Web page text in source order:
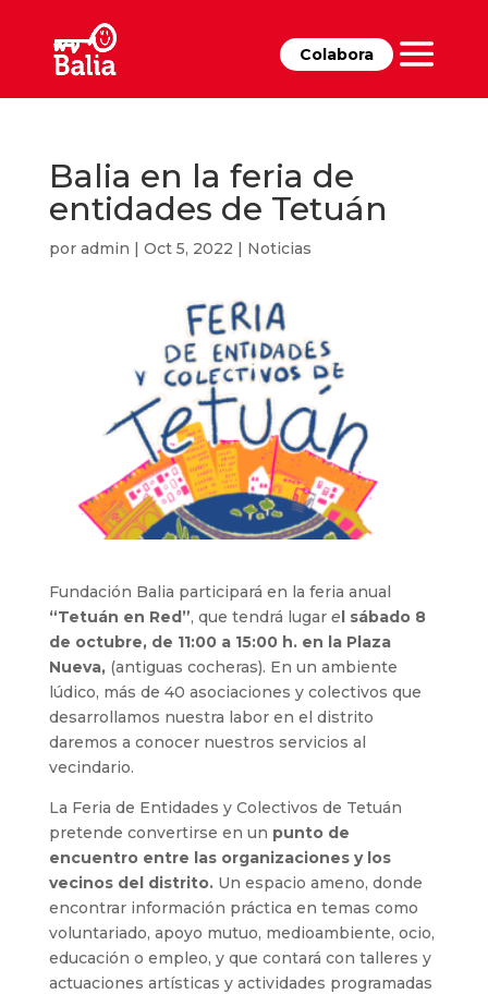
Colabora
Balia en la feria de
entidades de Tetuán
por admin | Oct 5, 2022 | Noticias
Fundación Balia participará en la feria anual
“Tetuán en Red”, que tendrá lugar el sábado 8
de octubre, de 11:00 a 15:00 h. en la Plaza
Nueva,(antiguas cocheras). En un ambiente
lúdico, más de 40 asociaciones y colectivos que
desarrollamos nuestra labor en el distrito
daremos a conocer nuestros servicios al
vecindario.
La Feria de Entidades y Colectivos de Tetuán
pretende convertirse en un punto de
encuentro entre las organizaciones y los
vecinos del distrito.Un espacio ameno, donde
encontrar información práctica en temas como
voluntariado, apoyo mutuo, medioambiente, ocio,
educación o empleo, y que contará con talleres y
actuaciones artísticas y actividades programadas